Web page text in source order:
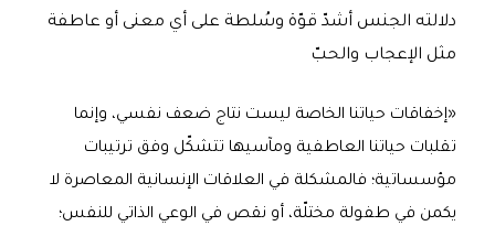
دلالته الجنس أشدّ قوّة وسُلطة على أي معنى أو عاطفة
مثل الإعجاب والحبّ
«إخفاقات حياتنا الخاصة ليست نتاج ضعف نفسي، وإنما
تقلبات حياتنا العاطفية ومآسيها تتشكّل وفق ترتيبات
مؤسساتية؛ فالمشكلة في العلاقات الإنسانية المعاصرة لا
يكمن في طفولة مختلّة، أو نقص في الوعي الذاتي للنفس؛